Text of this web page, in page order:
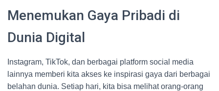
Menemukan Gaya Pribadi di
Dunia Digital
Instagram, TikTok, dan berbagai platform social media
lainnya memberi kita akses ke inspirasi gaya dari berbagai
belahan dunia. Setiap hari, kita bisa melihat orang-orang